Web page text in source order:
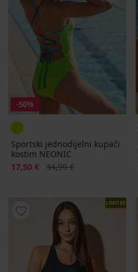
-50%
Sportski jednodijelni kupaći
kostim NEONIC
Popust
17,50 € Prvobitna cijena
34,99 €
LIMITED